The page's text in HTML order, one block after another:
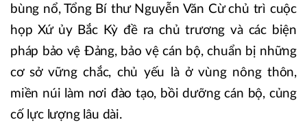
bùng nổ, Tổng Bí thư Nguyễn Văn Cừ chủ trì cuộc
họp Xứ ủy Bắc Kỳ đề ra chủ trương và các biện
pháp bảo vệ Đảng, bảo vệ cán bộ, chuẩn bị những
cơ sở vững chắc, chủ yếu là ở vùng nông thôn,
miền núi làm nơi đào tạo, bồi dưỡng cán bộ, củng
cố lực lượng lâu dài.